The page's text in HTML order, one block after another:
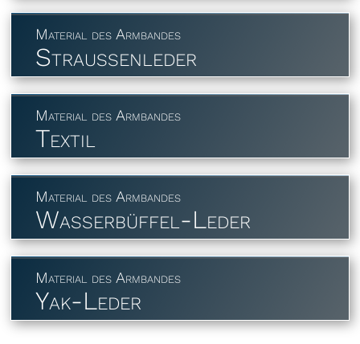
Material des Armbandes
Straußenleder
Material des Armbandes
Textil
Material des Armbandes
Wasserbüffel-Leder
Material des Armbandes
Yak-Leder